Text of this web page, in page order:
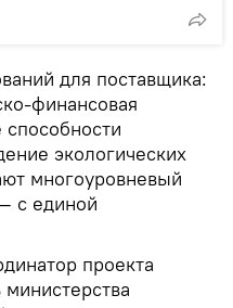
для поставщика:
финансовая
способности
экологических
многоуровневый
с единой
проекта